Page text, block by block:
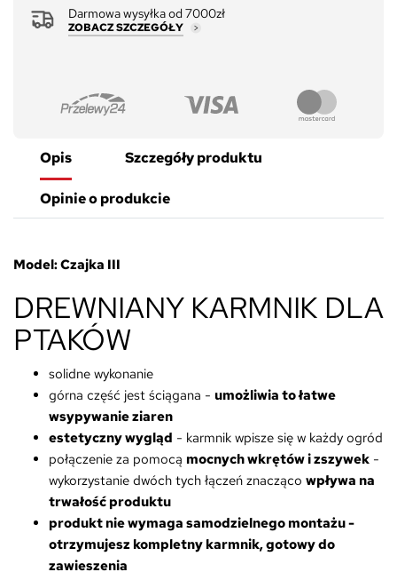
Darmowa wysyłka od 7000zł
ZOBACZ SZCZEGÓŁY
Opis Szczegóły produktu
Opinie o produkcie
Model: Czajka III
DREWNIANY KARMNIK DLA
PTAKÓW
solidne wykonanie
górna część jest ściągana - umożliwia to łatwe
wsypywanie ziaren
estetyczny wygląd - karmnik wpisze się w każdy ogród
połączenie za pomocą mocnych wkrętów i zszywek -
wykorzystanie dwóch tych łączeń znacząco wpływa na
trwałość produktu
produkt nie wymaga samodzielnego montażu -
otrzymujesz kompletny karmnik, gotowy do
zawieszenia